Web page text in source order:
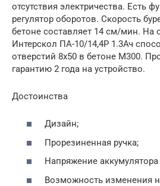
отсутствия электричества. Есть
регулятор оборотов. Скорость
бетоне составляет 14 см/мин. На
Интерскол ПА-10/14,4Р 1.3Ач
отверстий 8х50 в бетоне М300.
гарантию 2 года на устройство.
Достоинства
Дизайн;
Прорезиненная ручка;
Напряжение аккумулятора
Возможность изменения